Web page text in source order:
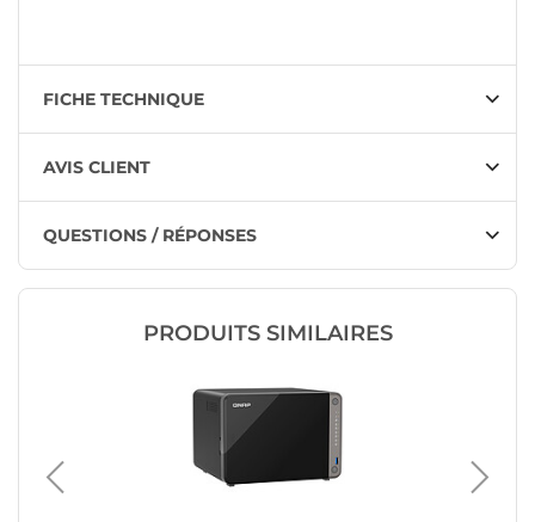
FICHE TECHNIQUE
AVIS CLIENT
QUESTIONS / RÉPONSES
PRODUITS SIMILAIRES